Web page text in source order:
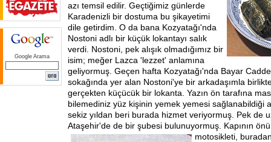
Google Arama
azı temsil edilir. Geçtiğimiz günlerde
Karadenizli bir dostuma bu şikayetimi
dile getirdim. O da bana Kozyatağı'nda
Nostoni adlı bir küçük lokantayı salık
verdi. Nostoni, pek alışık olmadığımız bir
isim; meğer Lazca 'lezzet' anlamına
geliyormuş. Geçen hafta Kozyatağı'nda Bayar
sokağında yer alan Nostoni'ye bir arkadaşımla
gerçekten küçücük bir lokanta. Yazın ön tarafına
bilemediniz yüz kişinin yemek yemesi sağlanabildiği
sekiz yıldan beri burada hizmet veriyormuş. Pek de
Ataşehir'de de bir şubesi bulunuyormuş. Kapının
motosikleti,